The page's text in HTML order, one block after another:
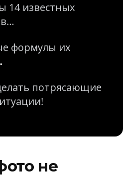
14 известных
формулы их
потрясающие
не